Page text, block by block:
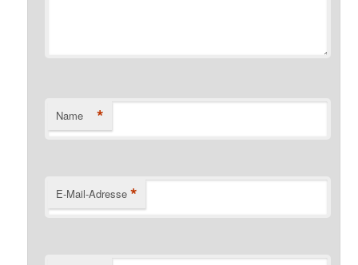
Name *
E-Mail-Adresse *